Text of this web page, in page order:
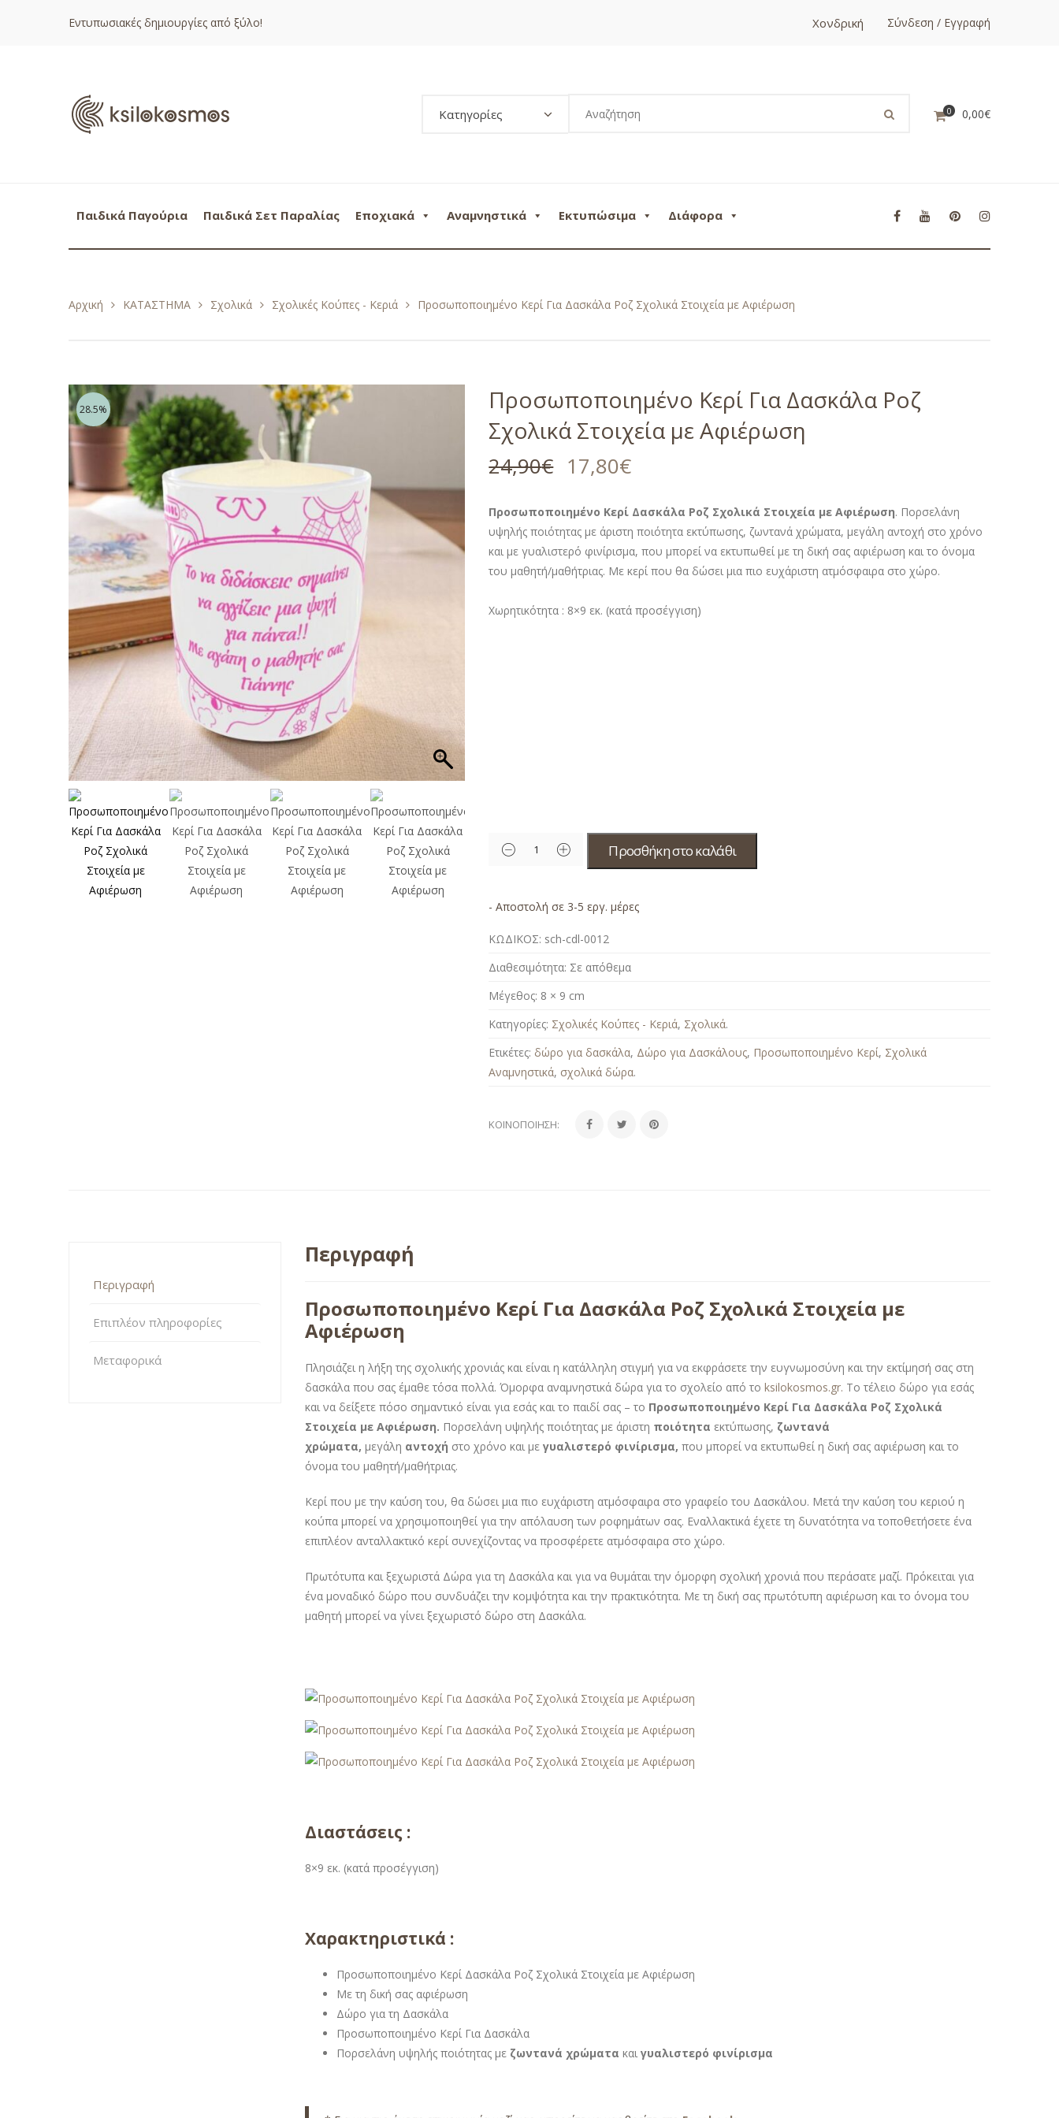
Εντυπωσιακές δημιουργίες από ξύλο! Χονδρική Σύνδεση / Εγγραφή
Κατηγορίες 0 0,00€
Παιδικά Παγούρια Παιδικά Σετ Παραλίας Εποχιακά Αναμνηστικά Εκτυπώσιμα Διάφορα
Αρχική ΚΑΤΑΣΤΗΜΑ Σχολικά Σχολικές Κούπες - Κεριά Προσωποποιημένο Κερί Για Δασκάλα Ροζ Σχολικά Στοιχεία με Αφιέρωση
28.5%
Προσωποποιημένο Κερί Για Δασκάλα Ροζ
Σχολικά Στοιχεία με Αφιέρωση
24,90€ 17,80€
Προσωποποιημένο Κερί Δασκάλα Ροζ Σχολικά Στοιχεία με Αφιέρωση. Πορσελάνη
υψηλής ποιότητας με άριστη ποιότητα εκτύπωσης, ζωντανά χρώματα, μεγάλη αντοχή στο χρόνο
και με γυαλιστερό φινίρισμα, που μπορεί να εκτυπωθεί με τη δική σας αφιέρωση και το όνομα
του μαθητή/μαθήτριας. Με κερί που θα δώσει μια πιο ευχάριστη ατμόσφαιρα στο χώρο.
Χωρητικότητα : 8×9 εκ. (κατά προσέγγιση)
Προσθήκη στο καλάθι
- Αποστολή σε 3-5 εργ. μέρες
ΚΩΔΙΚΟΣ: sch-cdl-0012
Διαθεσιμότητα: Σε απόθεμα
Μέγεθος: 8 × 9 cm
Κατηγορίες: Σχολικές Κούπες - Κεριά, Σχολικά.
Ετικέτες: δώρο για δασκάλα, Δώρο για Δασκάλους, Προσωποποιημένο Κερί, Σχολικά
Αναμνηστικά, σχολικά δώρα.
ΚΟΙΝΟΠΟΊΗΣΗ:
Περιγραφή
Επιπλέον πληροφορίες
Μεταφορικά
Περιγραφή
Προσωποποιημένο Κερί Για Δασκάλα Ροζ Σχολικά Στοιχεία με
Αφιέρωση
Πλησιάζει η λήξη της σχολικής χρονιάς και είναι η κατάλληλη στιγμή για να εκφράσετε την ευγνωμοσύνη και την εκτίμησή σας στη
δασκάλα που σας έμαθε τόσα πολλά. Όμορφα αναμνηστικά δώρα για το σχολείο από το ksilokosmos.gr. Το τέλειο δώρο για εσάς
και να δείξετε πόσο σημαντικό είναι για εσάς και το παιδί σας – το Προσωποποιημένο Κερί Για Δασκάλα Ροζ Σχολικά
Στοιχεία με Αφιέρωση. Πορσελάνη υψηλής ποιότητας με άριστη ποιότητα εκτύπωσης, ζωντανά
χρώματα, μεγάλη αντοχή στο χρόνο και με γυαλιστερό φινίρισμα, που μπορεί να εκτυπωθεί η δική σας αφιέρωση και το
όνομα του μαθητή/μαθήτριας.
Κερί που με την καύση του, θα δώσει μια πιο ευχάριστη ατμόσφαιρα στο γραφείο του Δασκάλου. Μετά την καύση του κεριού η
κούπα μπορεί να χρησιμοποιηθεί για την απόλαυση των ροφημάτων σας. Εναλλακτικά έχετε τη δυνατότητα να τοποθετήσετε ένα
επιπλέον ανταλλακτικό κερί συνεχίζοντας να προσφέρετε ατμόσφαιρα στο χώρο.
Πρωτότυπα και ξεχωριστά Δώρα για τη Δασκάλα και για να θυμάται την όμορφη σχολική χρονιά που περάσατε μαζί. Πρόκειται για
ένα μοναδικό δώρο που συνδυάζει την κομψότητα και την πρακτικότητα. Με τη δική σας πρωτότυπη αφιέρωση και το όνομα του
μαθητή μπορεί να γίνει ξεχωριστό δώρο στη Δασκάλα.
Διαστάσεις :
8×9 εκ. (κατά προσέγγιση)
Χαρακτηριστικά :
Προσωποποιημένο Κερί Δασκάλα Ροζ Σχολικά Στοιχεία με Αφιέρωση
Με τη δική σας αφιέρωση
Δώρο για τη Δασκάλα
Προσωποποιημένο Κερί Για Δασκάλα
Πορσελάνη υψηλής ποιότητας με ζωντανά χρώματα και γυαλιστερό φινίρισμα